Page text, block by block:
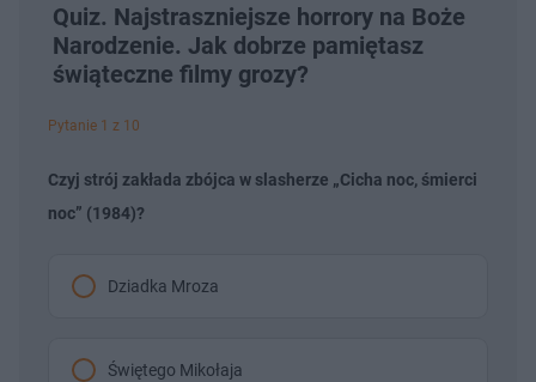
Quiz. Najstraszniejsze horrory na Boże
Narodzenie. Jak dobrze pamiętasz
świąteczne filmy grozy?
Pytanie 1 z 10
Czyj strój zakłada zbójca w slasherze „Cicha noc, śmierci
noc” (1984)?
Dziadka Mroza
Świętego Mikołaja